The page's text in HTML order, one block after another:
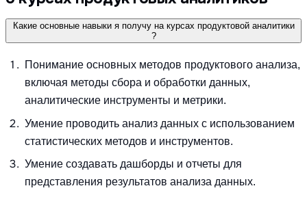
Какие основные навыки я получу на курсах продуктовой аналитики
?
Понимание основных методов продуктового анализа,
включая методы сбора и обработки данных,
аналитические инструменты и метрики.
Умение проводить анализ данных с использованием
статистических методов и инструментов.
Умение создавать дашборды и отчеты для
представления результатов анализа данных.